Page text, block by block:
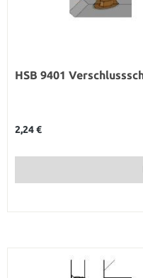
HSB 9401
2,24 €